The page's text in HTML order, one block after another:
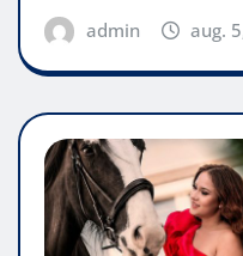
admin aug.